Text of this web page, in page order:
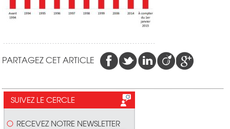
PARTAGEZ CET ARTICLE
SUIVEZ LE CERCLE
RECEVEZ NOTRE NEWSLETTER